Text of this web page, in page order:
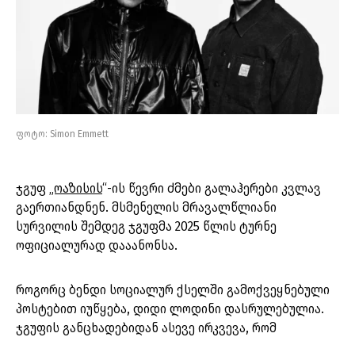
ფოტო: Simon Emmett
ჯგუფ „ოაზისის“-ის წევრი ძმები გალაჰერები კვლავ
გაერთიანდნენ. მსმენელის მრავალწლიანი
სურვილის შემდეგ ჯგუფმა 2025 წლის ტურნე
ოფიციალურად დააანონსა.
როგორც ბენდი სოციალურ ქსელში გამოქვეყნებული
პოსტებით იუწყება, დიდი ლოდინი დასრულებულია.
ჯგუფის განცხადებიდან ასევე ირკვევა, რომ